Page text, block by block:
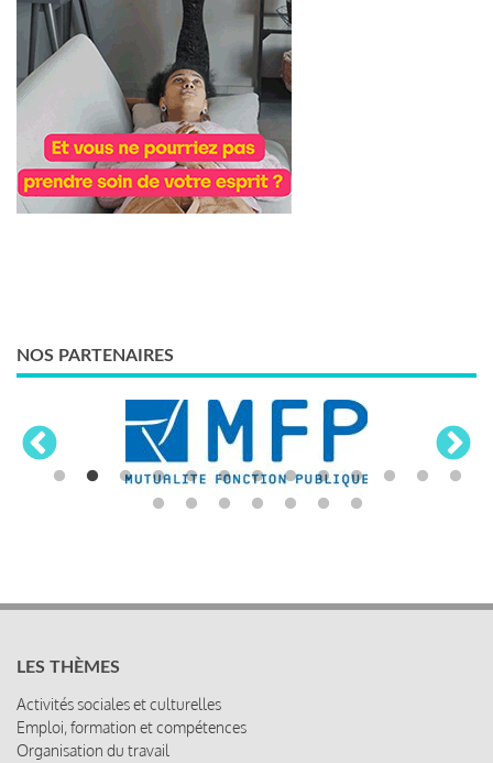
NOS PARTENAIRES
LES THÈMES
Activités sociales et culturelles
Emploi, formation et compétences
Organisation du travail